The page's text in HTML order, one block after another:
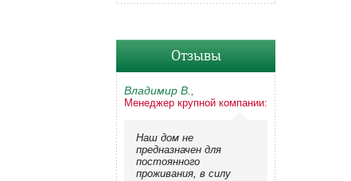
Отзывы
Владимир В.,
Менеджер крупной компании:
Наш дом не
предназначен для
постоянного
проживания, в силу